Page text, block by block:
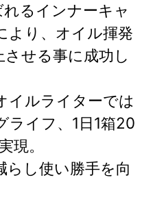
れるインナーキャ
より、オイル揮発
せる事に成功し
イルライターでは
ライフ、1日1箱20
現。
らし使い勝手を向